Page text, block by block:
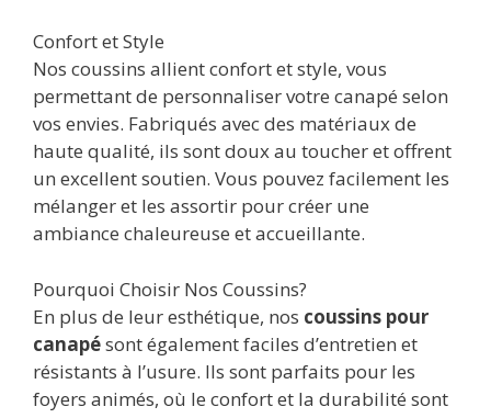
Confort et Style
Nos coussins allient confort et style, vous
permettant de personnaliser votre canapé selon
vos envies. Fabriqués avec des matériaux de
haute qualité, ils sont doux au toucher et offrent
un excellent soutien. Vous pouvez facilement les
mélanger et les assortir pour créer une
ambiance chaleureuse et accueillante.
Pourquoi Choisir Nos Coussins?
En plus de leur esthétique, nos coussins pour
canapésont également faciles d’entretien et
résistants à l’usure. Ils sont parfaits pour les
foyers animés, où le confort et la durabilité sont